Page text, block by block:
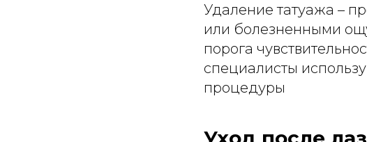
Удаление татуажа –
или болезненными
порога
специалисты
процедуры